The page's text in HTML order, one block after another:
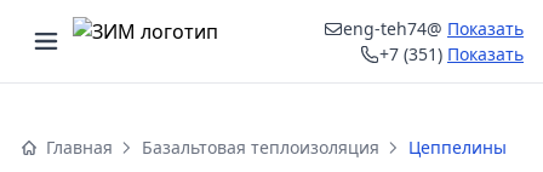
Открыть меню
eng-teh74@ Показать
+7 (351) Показать
меню
Главная Базальтовая теплоизоляция Цеппелины